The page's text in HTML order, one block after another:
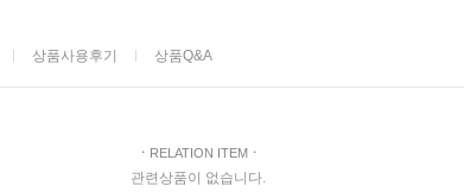
상품사용후기 상품Q&A
ㆍ RELATION ITEMㆍ
관련상품이 없습니다.